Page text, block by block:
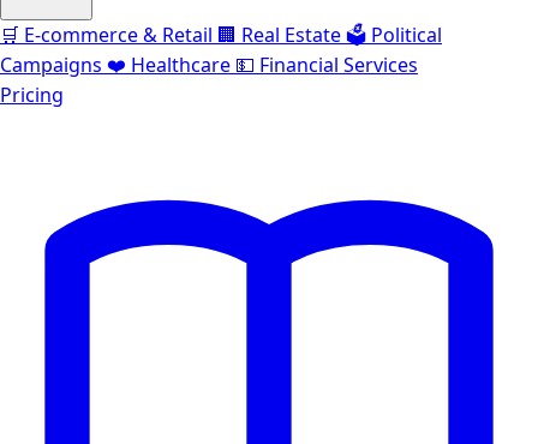
🛒 E-commerce & Retail 🏢 Real Estate 🗳️ Political
Campaigns ❤️ Healthcare 💵 Financial Services
Pricing